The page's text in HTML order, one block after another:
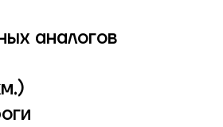
аналогов